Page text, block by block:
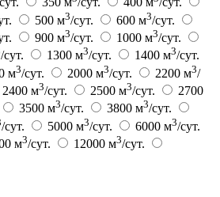
500 м3/сут. 600 м3/сут.
900 м3/сут. 1000 м3/сут.
/сут. 1300 м3/сут. 1400 м3/сут.
м3/сут. 2000 м3/сут. 2200 м3/
2400 м3/сут. 2500 м3/сут.
2700
3500 м3/сут. 3800 м3/сут.
/сут. 5000 м3/сут. 6000 м3/сут.
м3/сут. 12000 м3/сут.